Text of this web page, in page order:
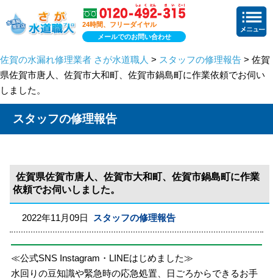
24時間、フリーダイヤル
メールでのお問い合わせ
佐賀の水漏れ修理業者 さが水道職人 > スタッフの修理報告 > 佐賀
県佐賀市唐人、佐賀市大和町、佐賀市鍋島町に作業依頼でお伺い
しました。
スタッフの修理報告
佐賀県佐賀市唐人、佐賀市大和町、佐賀市鍋島町に作業
依頼でお伺いしました。
2022年11月09日 スタッフの修理報告
≪公式SNS Instagram・LINEはじめました≫
水回りの豆知識や緊急時の応急処置、日ごろからできるお手